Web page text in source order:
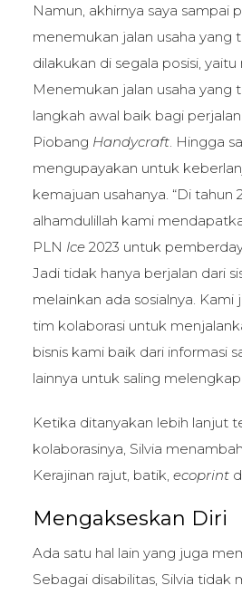
Namun, akhirnya saya sampai
menemukan jalan usaha yang
dilakukan di segala posisi, yaitu
Menemukan jalan usaha yang
langkah awal baik bagi
Piobang Handycraft. Hingga
mengupayakan untuk
kemajuan usahanya. “Di tahun
alhamdulillah kami
PLN Ice 2023 untuk
Jadi tidak hanya berjalan dari
melainkan ada sosialnya.
tim kolaborasi untuk
bisnis kami baik dari informasi
lainnya untuk saling
Ketika ditanyakan lebih lanjut
kolaborasinya, Silvia
Kerajinan rajut, batik, ecoprint
Mengakseskan Diri
Ada satu hal lain yang juga
Sebagai disabilitas, Silvia tidak